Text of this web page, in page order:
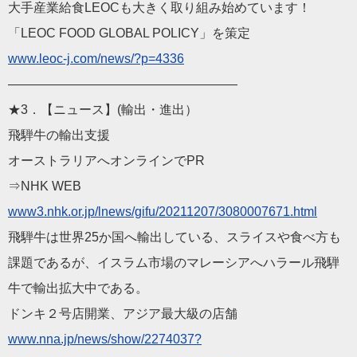
大手産業給食LEOCも大きく取り組み始めています！
「LEOC FOOD GLOBAL POLICY」を策定
www.leoc-j.com/news/?p=4336
——————————————————
★3．【ニュース】(輸出・進出）
飛騨牛の輸出支援
オーストラリアへオンラインでPR
⇒NHK WEB
www3.nhk.or.jp/lnews/gifu/20211207/3080007671.html
飛騨牛は世界25か国へ輸出している、スライスや食べ方も
課題であるが、イスラム市場のマレーシアへハラール飛騨
牛で輸出拡大中である。
ドンキ２号店開業、アジア最大級の店舗
www.nna.jp/news/show/2274037?